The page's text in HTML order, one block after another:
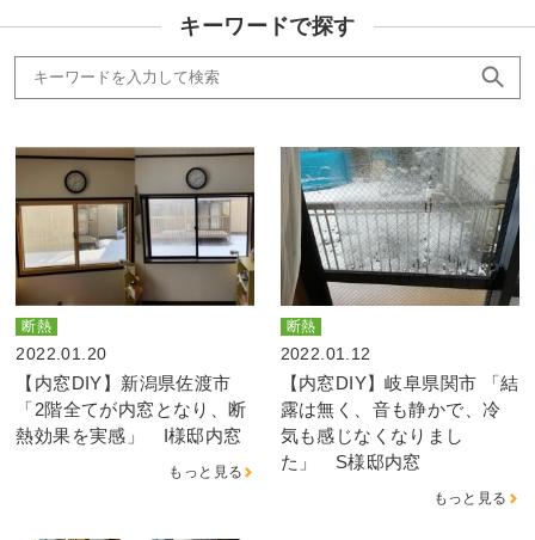
キーワードで探す
断熱
2022.01.20
【内窓DIY】新潟県佐渡市
「2階全てが内窓となり、断
熱効果を実感」 I様邸内窓
もっと見る
断熱
2022.01.12
【内窓DIY】岐阜県関市 「結
露は無く、音も静かで、冷
気も感じなくなりまし
た」 S様邸内窓
もっと見る